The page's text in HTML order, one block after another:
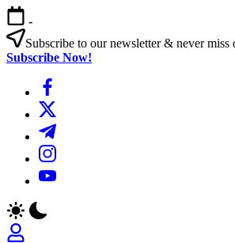
Skip
to
content
-
Subscribe to our newsletter & never miss
Subscribe Now!
https://www.facebook.com/
https://twitter.com/
https://t.me/
https://www.instagram.com/
https://youtube.com/